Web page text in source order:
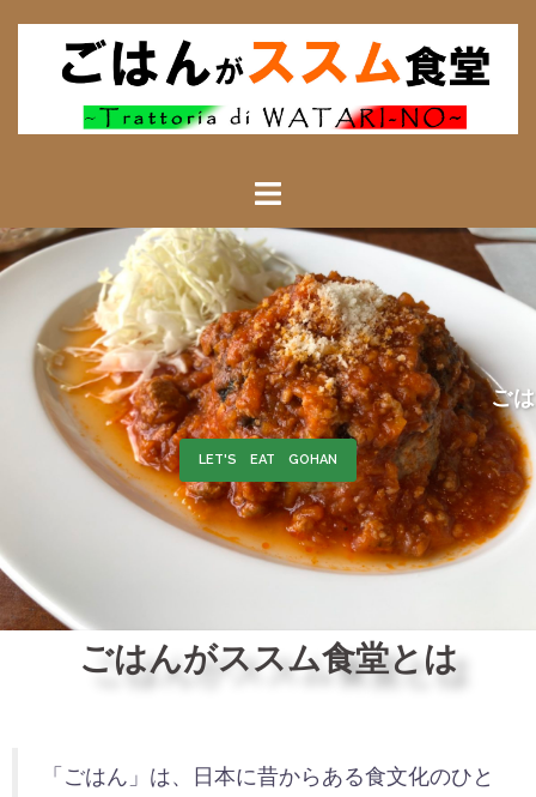
ごはんによる――
LET'S EAT GOHAN
ごはんがススム食堂とは
「ごはん」は、日本に昔からある食文化のひと